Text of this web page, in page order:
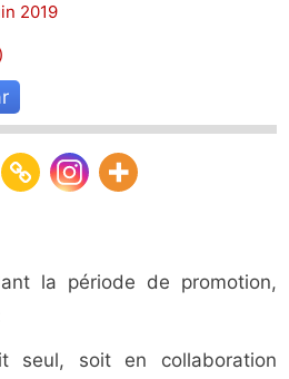
2019
la période de promotion,
seul, soit en collaboration